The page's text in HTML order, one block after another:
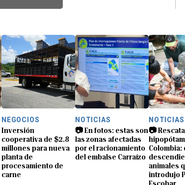
NEGOCIOS
Inversión
cooperativa de $2.8
millones para nueva
planta de
procesamiento de
carne
NOTICIAS
📷 En fotos: estas son
las zonas afectadas
por el racionamiento
del embalse Carraízo
NOTICIAS
📷
Colombia:
animales
introdujo